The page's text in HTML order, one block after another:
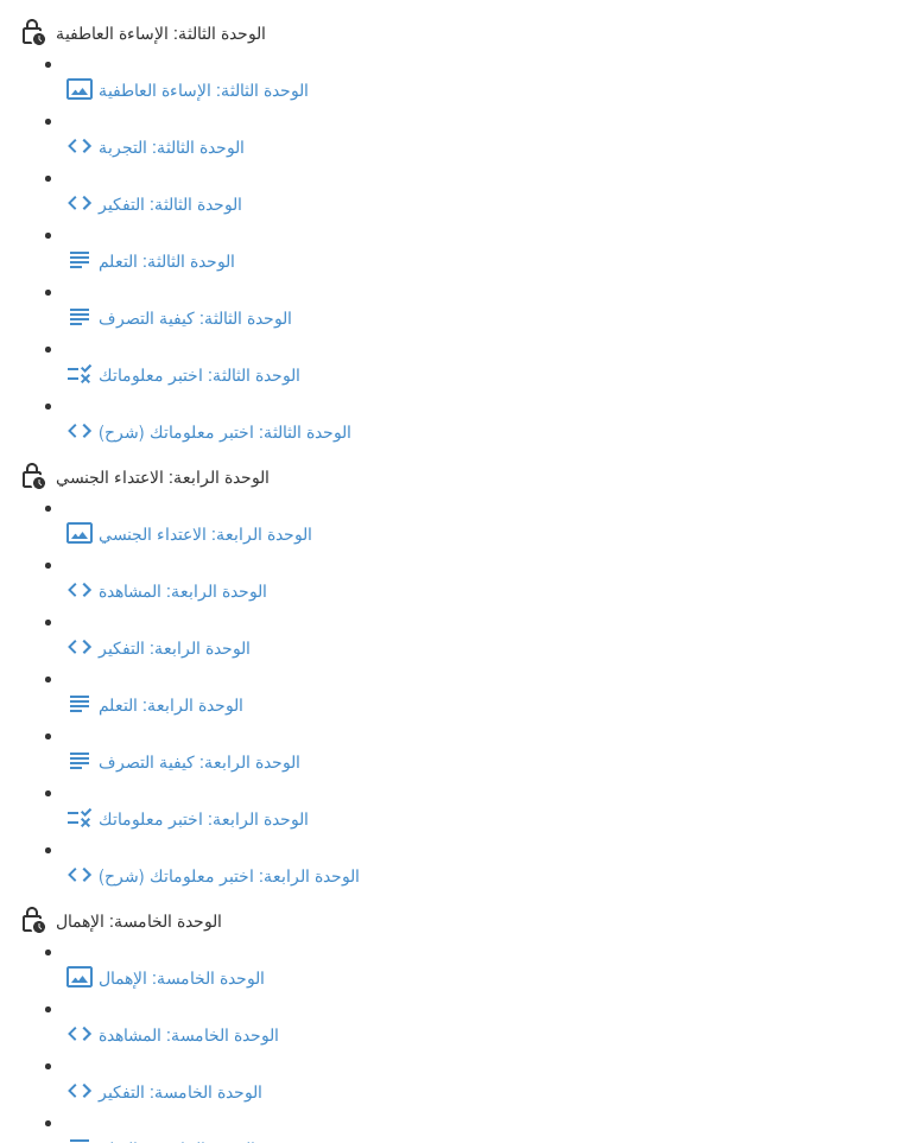
الوحدة الثالثة: الإساءة العاطفية
الوحدة الثالثة: الإساءة العاطفية
الوحدة الثالثة: التجربة
الوحدة الثالثة: التفكير
الوحدة الثالثة: التعلم
الوحدة الثالثة: كيفية التصرف
الوحدة الثالثة: اختبر معلوماتك
(شرح) الوحدة الثالثة: اختبر معلوماتك
الوحدة الرابعة: الاعتداء الجنسي
الوحدة الرابعة: الاعتداء الجنسي
الوحدة الرابعة: المشاهدة
الوحدة الرابعة: التفكير
الوحدة الرابعة: التعلم
الوحدة الرابعة: كيفية التصرف
الوحدة الرابعة: اختبر معلوماتك
(شرح) الوحدة الرابعة: اختبر معلوماتك
الوحدة الخامسة: الإهمال
الوحدة الخامسة: الإهمال
الوحدة الخامسة: المشاهدة
الوحدة الخامسة: التفكير